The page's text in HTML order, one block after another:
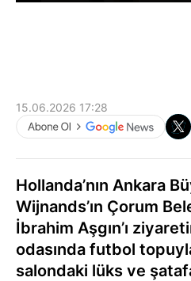
15.06.2026 17:28
Hollanda’nın Ankara
Wijnands’ın Çorum
İbrahim Aşgın’ı
odasında futbol
salondaki lüks ve